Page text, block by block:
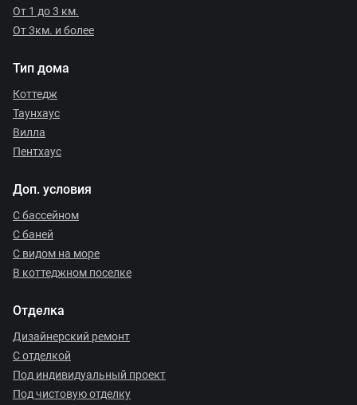
От 1 до 3 км.
От 3км. и более
Тип дома
Коттедж
Таунхаус
Вилла
Пентхаус
Доп. условия
С бассейном
С баней
С видом на море
В коттеджном поселке
Отделка
Дизайнерский ремонт
С отделкой
Под индивидуальный проект
Под чистовую отделку